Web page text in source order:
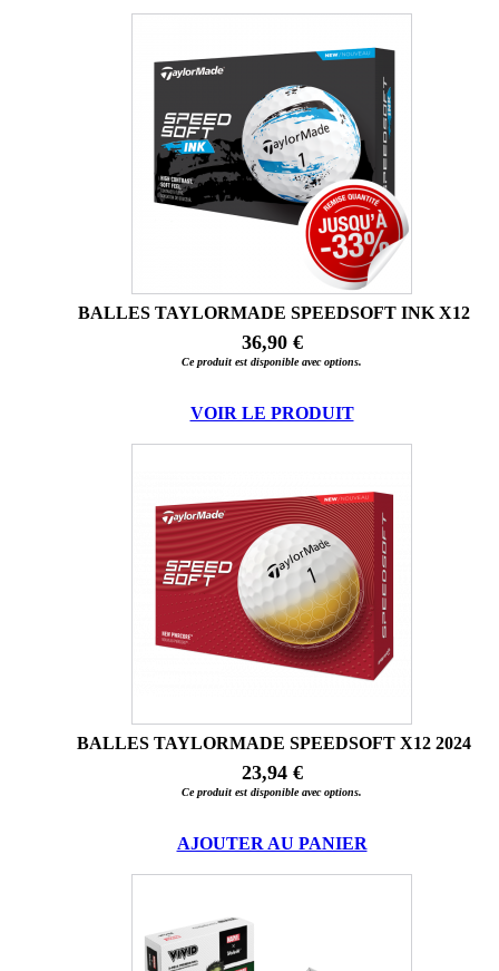
BALLES TAYLORMADE SPEEDSOFT INK X12
36,90 €
Ce produit est disponible avec options.
VOIR LE PRODUIT
BALLES TAYLORMADE SPEEDSOFT X12 2024
23,94 €
Ce produit est disponible avec options.
AJOUTER AU PANIER